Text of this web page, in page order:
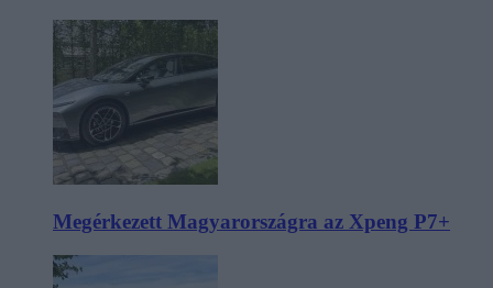
Megérkezett Magyarországra az Xpeng P7+